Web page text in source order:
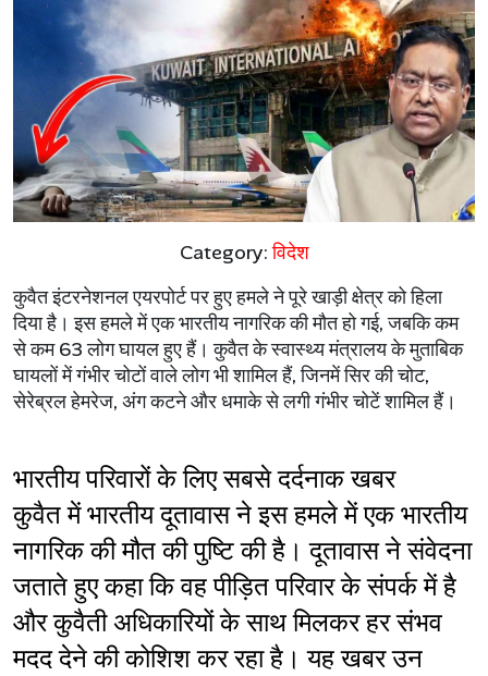
Category:विदेश
कुवैत इंटरनेशनल एयरपोर्ट पर हुए हमले ने पूरे खाड़ी क्षेत्र को हिला
दिया है। इस हमले में एक भारतीय नागरिक की मौत हो गई, जबकि कम
से कम 63 लोग घायल हुए हैं। कुवैत के स्वास्थ्य मंत्रालय के मुताबिक
घायलों में गंभीर चोटों वाले लोग भी शामिल हैं, जिनमें सिर की चोट,
सेरेब्रल हेमरेज, अंग कटने और धमाके से लगी गंभीर चोटें शामिल हैं।
भारतीय परिवारों के लिए सबसे दर्दनाक खबर
कुवैत में भारतीय दूतावास ने इस हमले में एक भारतीय
नागरिक की मौत की पुष्टि की है। दूतावास ने संवेदना
जताते हुए कहा कि वह पीड़ित परिवार के संपर्क में है
और कुवैती अधिकारियों के साथ मिलकर हर संभव
मदद देने की कोशिश कर रहा है। यह खबर उन